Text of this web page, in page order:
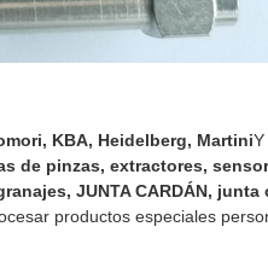
KBA, Heidelberg, MartiniY
de pinzas, extractores,
JUNTA CARDÁN, junta
productos especiales